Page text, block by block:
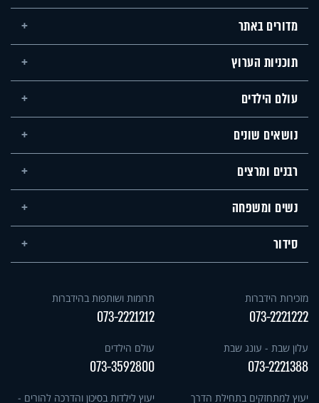
מדורים באתר
תוכניות הערוץ
עולם הילדים
נושאים שונים
רבנים ומרצים
נשים ומשפחה
סידור
מזכירות הידברות
073-2221222
תרומות ושותפות בהידברות
073-2221212
עלון שבת - עונג שבת
073-2221388
עולם הילדים
073-3592800
יעוץ למתחזקים בתחילת הדרך
יעוץ לילדות בסיכון והדרכה להורים -